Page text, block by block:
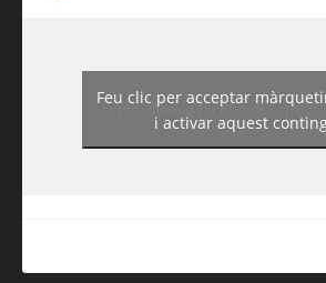
https://www.facebook.com/
Feu clic per acceptar
i activar aquest